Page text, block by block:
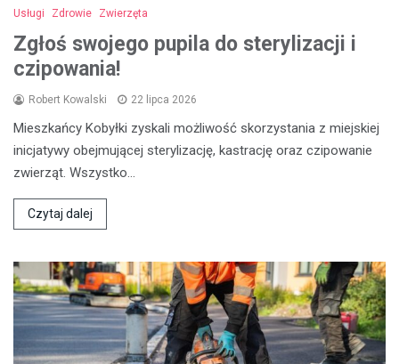
Usługi Zdrowie Zwierzęta
Zgłoś swojego pupila do sterylizacji i
czipowania!
Robert Kowalski 22 lipca 2026
Mieszkańcy Kobyłki zyskali możliwość skorzystania z miejskiej
inicjatywy obejmującej sterylizację, kastrację oraz czipowanie
zwierząt. Wszystko…
Czytaj dalej